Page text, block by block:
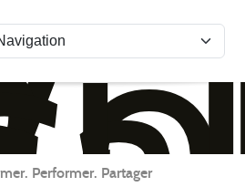
Performer. Partager